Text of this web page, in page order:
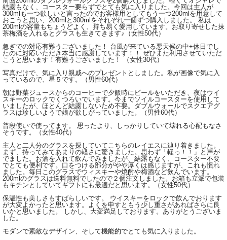
結露もなく、コースター要らずでとても気に入りました。今回は主人が
300mlも一つ欲しいと言ったのでお客様用としてもう一つ200mlを用意して
おこうと思い、200mlと300mlをそれぞれ一個ずつ購入しました。 私は
200mlの容量もちょうどよく、持ち易く愛用しています。お取り寄せした抹
茶梅酒を入れるとグラスも生きてきます♪（女性50代）
急ぎでの対応有難うございました！ 台風が来ている悪天候の中+休日でし
たのに対応いただき本当に感謝しています！！ ぜひまた利用させていただ
こうと思います！有難うございました！ （女性30代）
写真だけで、気に入り親戚へのプレゼントとしました。私が画像で気に入
っているので、星５です。（男性60代）
朝は野菜ジュースからのコーヒーで夕飯時にビールをいただき、夜はウイ
スキーのロックでくつろいでいます。今までソイルコースターを使用して
いましたが、ほとんど結露しないため不要。ダブルウォールでスクエアグ
ラスは珍しいようで娘が欲しがっていました。（男性60代）
普段使いで使ってます。 思ったより、しっかりしていて壊れる心配もなさ
そうです。（女性40代）
主人と二人分のグラスを探していてこちらのレイエスに辿り着きました。
まず、持ってみてあまりの軽さに驚きました。思わず「軽っ！！」と声が
でました。お酒を入れて飲んでみましたが、結露もなく、コースター不要
でとても便利です。口をつける部分がやや厚くは感じますが、これも慣れ
ました。毎日このグラスでウィスキーや焼酎や梅酒など飲んでいます。
200mlのグラスは送料無料でしたので２個注文しました。お箱も立派で包装
もキチンとしていてギフトにも最適だと思います。（女性50代）
保温性も美しさもすばらしいです。 ウイスキーをロックで飲んでおります
が大変よかったと思います。よくを申すともう少し重さがあればさらに良
いかと思いました。 しかし、大変満足しております。ありがとうございま
した。
モダンで素敵なデザイン、そして機能的でとても気に入りました。